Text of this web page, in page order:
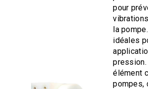
pour
la
idéales
pression.
élément
pompes,